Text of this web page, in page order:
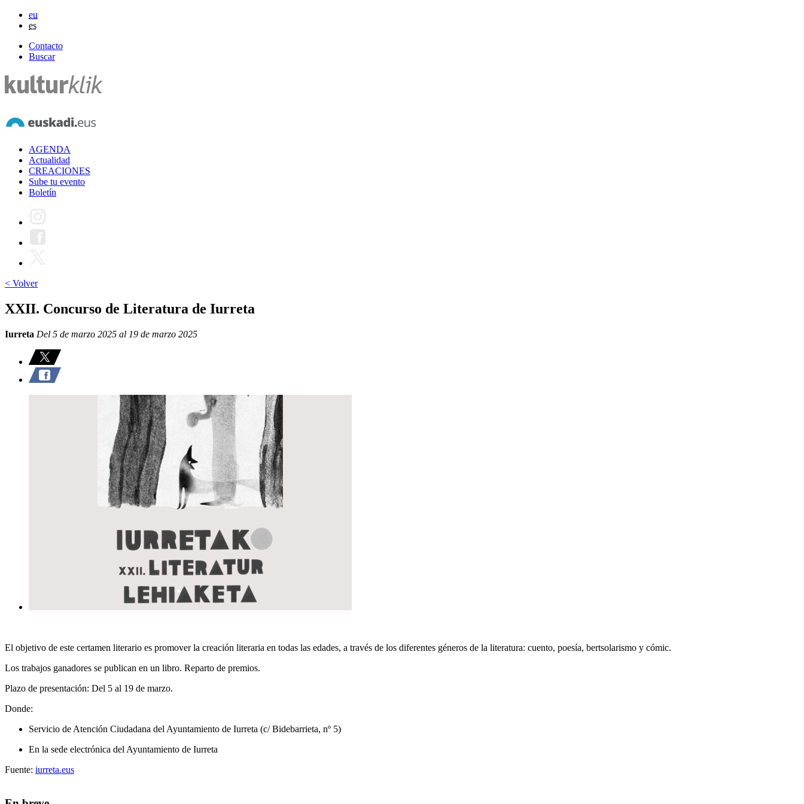
eu
es
Contacto
Buscar
AGENDA
Actualidad
CREACIONES
Sube tu evento
Boletín
< Volver
XXII. Concurso de Literatura de Iurreta
Iurreta Del 5 de marzo 2025 al 19 de marzo 2025
El objetivo de este certamen literario es promover la creación literaria en todas las edades, a través de los diferentes géneros de la literatura: cuento, poesía, bertsolarismo y cómic.
Los trabajos ganadores se publican en un libro. Reparto de premios.
Plazo de presentación: Del 5 al 19 de marzo.
Donde:
Servicio de Atención Ciudadana del Ayuntamiento de Iurreta (c/ Bidebarrieta, nº 5)
En la sede electrónica del Ayuntamiento de Iurreta
Fuente: iurreta.eus